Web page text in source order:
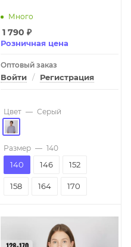
Много
1 790 ₽
Розничная цена
Оптовый заказ
Войти / Регистрация
Цвет — Серый
Размер — 140
140 146 152
158 164 170